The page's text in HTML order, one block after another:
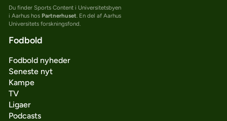
Du finder Sports Content i Universitetsbyen
i Aarhus hos Partnerhuset. En del af Aarhus
Universitets forskningsfond.
Fodbold
Fodbold nyheder
Seneste nyt
Kampe
TV
Ligaer
Podcasts